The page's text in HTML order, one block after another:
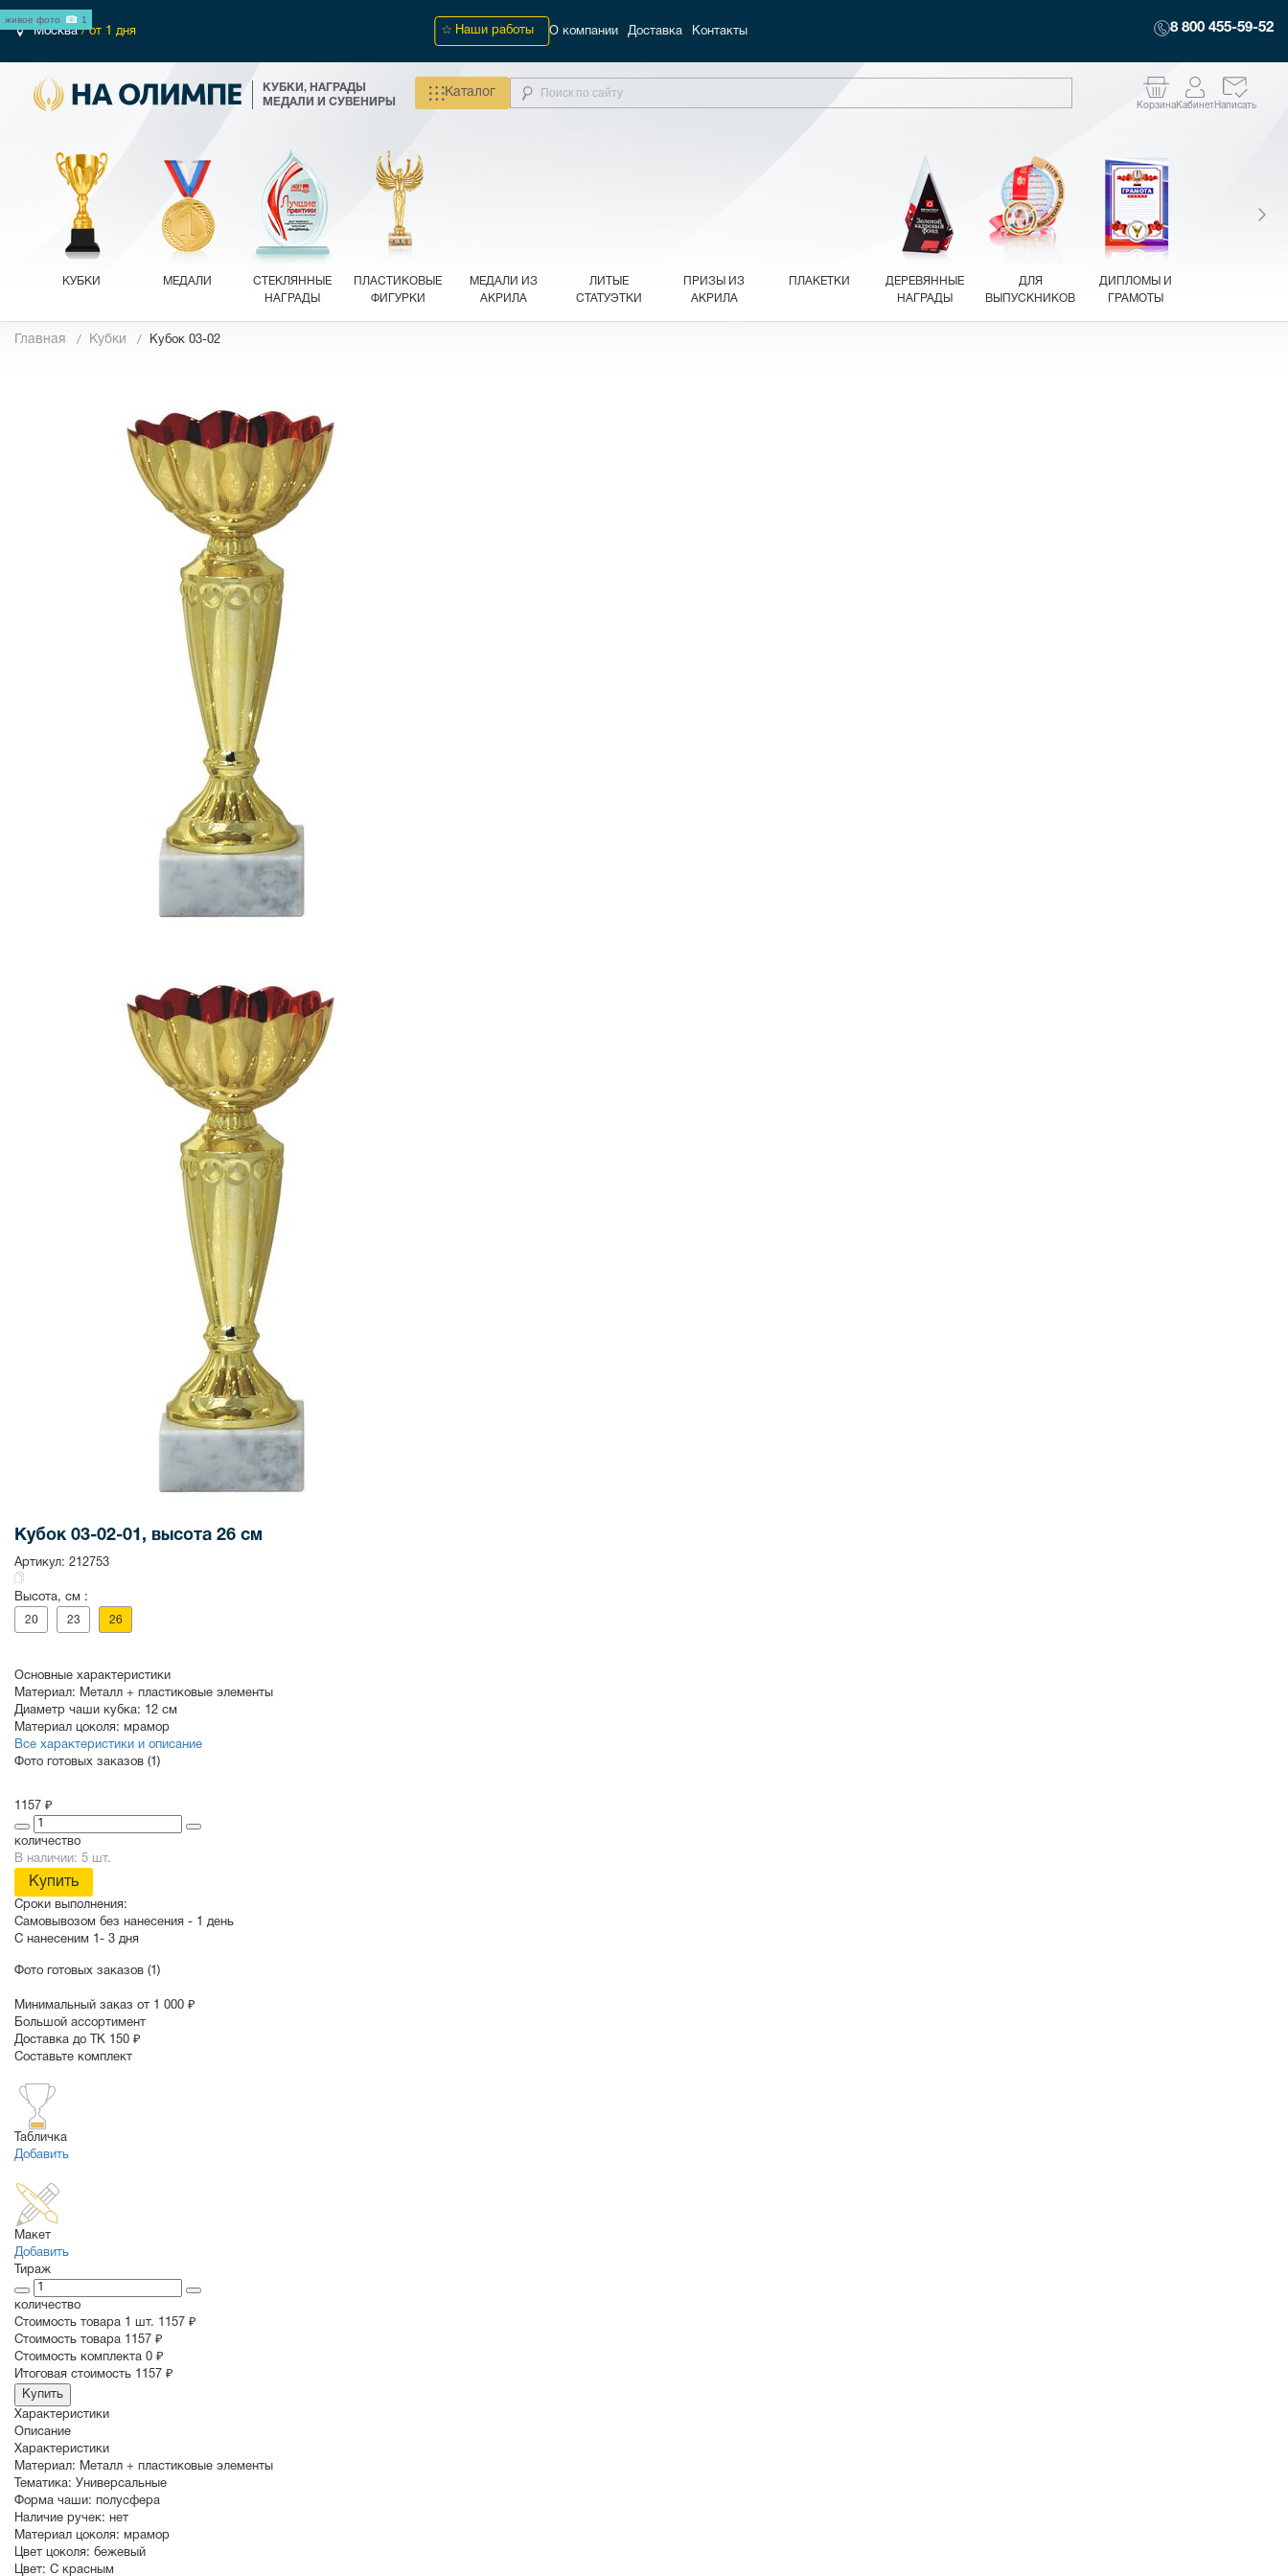
Москва/ от 1 дня Наши работы О компании Доставка Контакты 8 800 455-59-52
КУБКИ, НАГРАДЫ
МЕДАЛИ И СУВЕНИРЫ
Каталог
КорзинаКабинетНаписать
КУБКИ МЕДАЛИ
СТЕКЛЯННЫЕ
НАГРАДЫ
ПЛАСТИКОВЫЕ
ФИГУРКИ
МЕДАЛИ ИЗ
АКРИЛА
ЛИТЫЕ
СТАТУЭТКИ
ПРИЗЫ ИЗ
АКРИЛА
ПЛАКЕТКИ
ДЕРЕВЯННЫЕ
НАГРАДЫ
ДЛЯ
ВЫПУСКНИКОВ
ДИПЛОМЫ И
ГРАМОТЫ
РАСПРОДАЖА
ПОИСК ПО
СОБЫТИЮ
Главная Кубки Кубок 03-02
живое фото 1
Кубок 03-02-01, высота 26 см
Артикул: 212753
Высота, см :
20 23 26
Основные характеристики
Материал: Металл + пластиковые элементы
Диаметр чаши кубка: 12 см
Материал цоколя: мрамор
Все характеристики и описание
Фото готовых заказов (1)
1157 ₽
количество
В наличии: 5 шт.
Купить
Сроки выполнения:
Самовывозом без нанесения - 1 день
С нанесеним 1- 3 дня
Фото готовых заказов (1)
Минимальный заказ от 1 000 ₽
Большой ассортимент
Доставка до ТК 150 ₽
Составьте комплект
Табличка
Добавить
Макет
Добавить
Тираж
количество
Стоимость товара 1 шт. 1157 ₽
Cтоимость товара 1157 ₽
Стоимость комплекта 0 ₽
Итоговая стоимость 1157 ₽
Купить
Характеристики
Описание
Характеристики
Материал: Металл + пластиковые элементы
Тематика: Универсальные
Форма чаши: полусфера
Наличие ручек: нет
Материал цоколя: мрамор
Цвет цоколя: бежевый
Цвет: С красным